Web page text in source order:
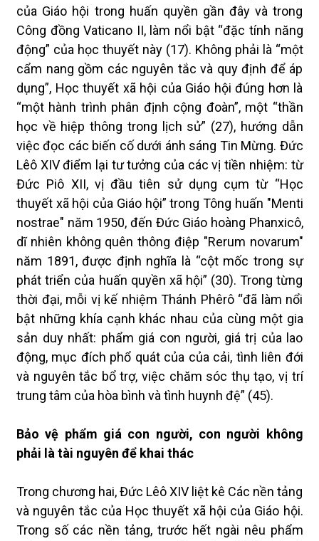
của Giáo hội trong huấn quyền gần đây và trong
Công đồng Vaticano II, làm nổi bật “đặc tính năng
động” của học thuyết này (17). Không phải là “một
cẩm nang gồm các nguyên tắc và quy định để áp
dụng”, Học thuyết xã hội của Giáo hội đúng hơn là
“một hành trình phân định cộng đoàn”, một “thần
học về hiệp thông trong lịch sử” (27), hướng dẫn
việc đọc các biến cố dưới ánh sáng Tin Mừng. Đức
Lêô XIV điểm lại tư tưởng của các vị tiền nhiệm: từ
Đức Piô XII, vị đầu tiên sử dụng cụm từ “Học
thuyết xã hội của Giáo hội” trong Tông huấn "Menti
nostrae" năm 1950, đến Đức Giáo hoàng Phanxicô,
dĩ nhiên không quên thông điệp "Rerum novarum"
năm 1891, được định nghĩa là “cột mốc trong sự
phát triển của huấn quyền xã hội” (30). Trong từng
thời đại, mỗi vị kế nhiệm Thánh Phêrô “đã làm nổi
bật những khía cạnh khác nhau của cùng một gia
sản duy nhất: phẩm giá con người, giá trị của lao
động, mục đích phổ quát của của cải, tình liên đới
và nguyên tắc bổ trợ, việc chăm sóc thụ tạo, vị trí
trung tâm của hòa bình và tình huynh đệ” (45).
Bảo vệ phẩm giá con người, con người không
phải là tài nguyên để khai thác
Trong chương hai, Đức Lêô XIV liệt kê Các nền tảng
và nguyên tắc của Học thuyết xã hội của Giáo hội.
Trong số các nền tảng, trước hết ngài nêu phẩm